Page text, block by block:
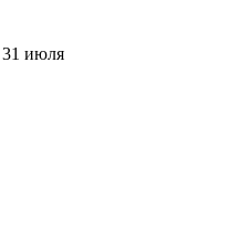
31 июля